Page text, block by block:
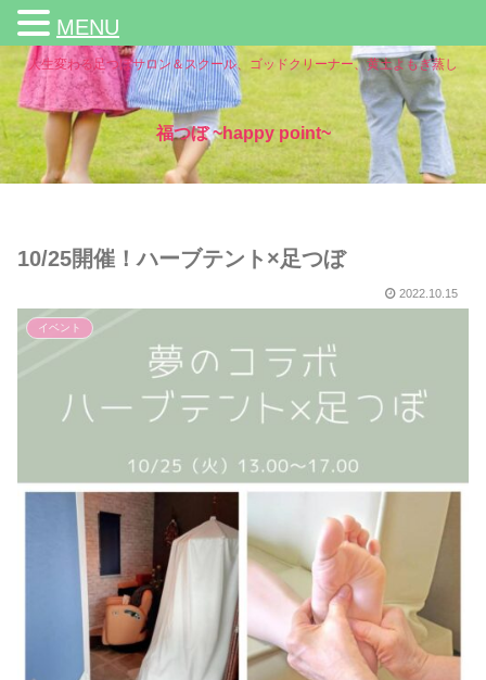
人生変わる足つぼサロン＆スクール、ゴッドクリーナー、黄土よもぎ蒸し
福つぼ ~happy point~
10/25開催！ハーブテント×足つぼ
2022.10.15
イベント
MENU